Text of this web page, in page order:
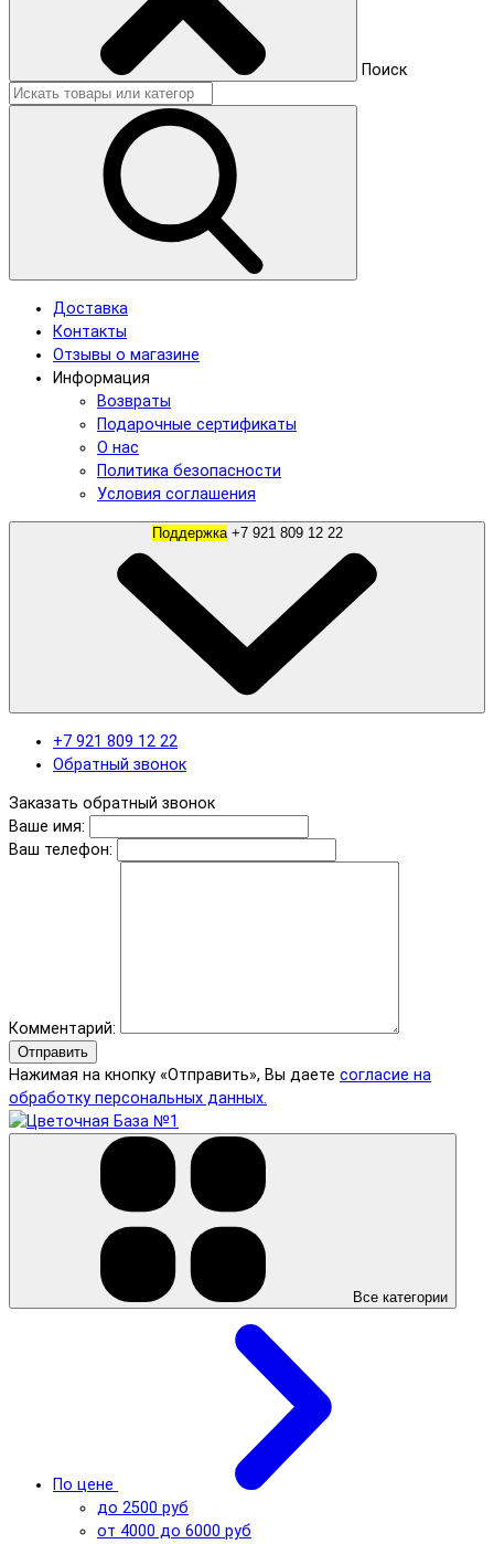
Поиск
Доставка
Контакты
Отзывы о магазине
Информация
Возвраты
Подарочные сертификаты
О нас
Политика безопасности
Условия соглашения
Поддержка +7 921 809 12 22
+7 921 809 12 22
Обратный звонок
Заказать обратный звонок
Ваше имя:
Ваш телефон:
Комментарий:
Отправить
Нажимая на кнопку «Отправить», Вы даете согласие на
обработку персональных данных.
Все категории
По цене
до 2500 руб
от 4000 до 6000 руб